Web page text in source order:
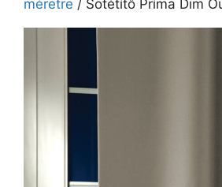
méretre / Sötétítő Príma Dim